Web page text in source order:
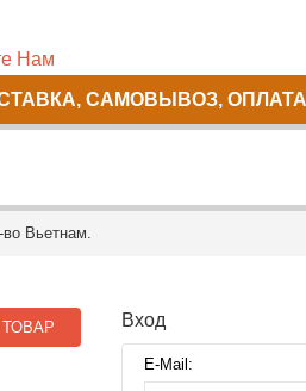
Нам
САМОВЫВОЗ, ОПЛАТА
Вьетнам.
Вход
E-Mail: